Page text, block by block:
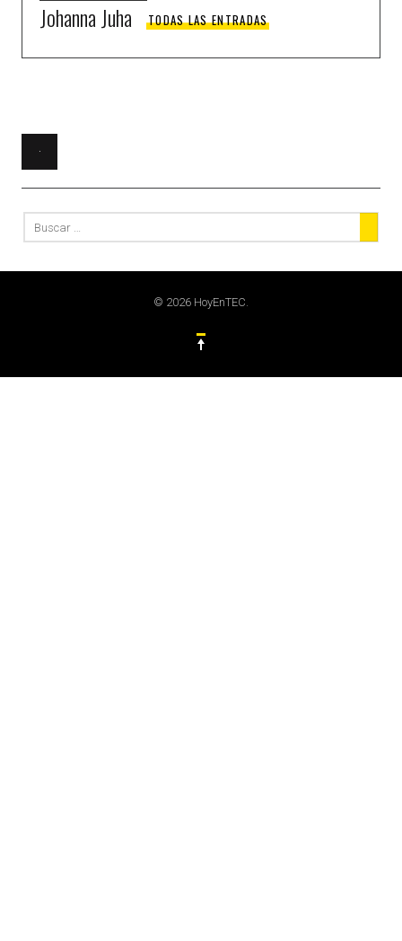
Johanna Juha TODAS LAS ENTRADAS
© 2026 HoyEnTEC.